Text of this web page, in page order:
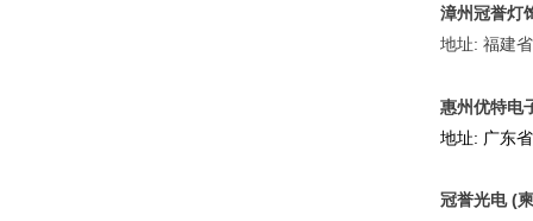
漳州冠誉灯
地址: 福建
惠州优特电
地址: 广东
冠誉光电 (